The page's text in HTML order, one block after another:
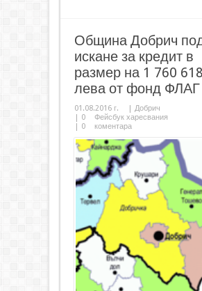
Община Добрич
искане за кредит в
размер на 1 760 618
лева от фонд ФЛАГ
01.08.2016 г. | Добрич
| 0
Фейсбук харесвания
| 0 коментара